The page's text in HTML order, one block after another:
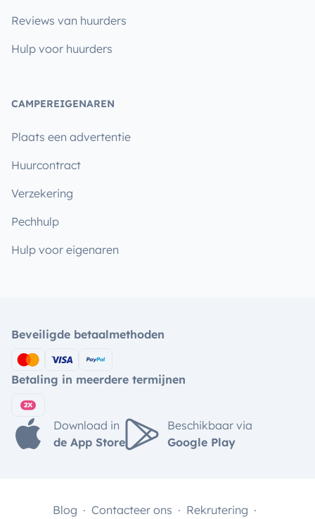
Reviews van huurders
Hulp voor huurders
CAMPEREIGENAREN
Plaats een advertentie
Huurcontract
Verzekering
Pechhulp
Hulp voor eigenaren
Beveiligde betaalmethoden
Betaling in meerdere termijnen
Download in
de App Store
Beschikbaar via
Google Play
Blog Contacteer ons Rekrutering